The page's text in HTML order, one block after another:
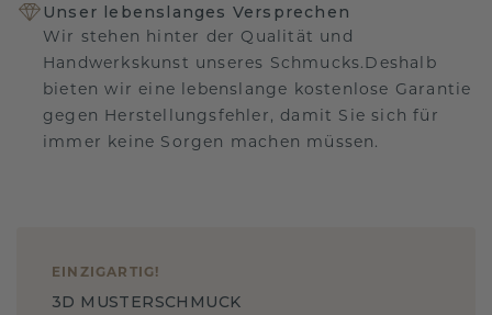
Unser lebenslanges Versprechen
Wir stehen hinter der Qualität und
Handwerkskunst unseres Schmucks.Deshalb
bieten wir eine lebenslange kostenlose Garantie
gegen Herstellungsfehler, damit Sie sich für
immer keine Sorgen machen müssen.
EINZIGARTIG !
3D MUSTERSCHMUCK